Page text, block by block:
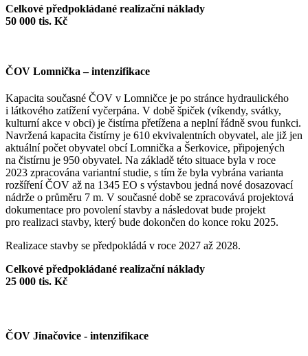
Celkové předpokládané realizační náklady
50 000 tis. Kč
ČOV Lomnička – intenzifikace
Kapacita současné ČOV v Lomničce je po stránce hydraulického
i látkového zatížení vyčerpána. V době špiček (víkendy, svátky,
kulturní akce v obci) je čistírna přetížena a neplní řádně svou funkci.
Navržená kapacita čistírny je 610 ekvivalentních obyvatel, ale již jen
aktuální počet obyvatel obcí Lomnička a Šerkovice, připojených
na čistírnu je 950 obyvatel. Na základě této situace byla v roce
2023 zpracována variantní studie, s tím že byla vybrána varianta
rozšíření ČOV až na 1345 EO s výstavbou jedná nové dosazovací
nádrže o průměru 7 m. V současné době se zpracovává projektová
dokumentace pro povolení stavby a následovat bude projekt
pro realizaci stavby, který bude dokončen do konce roku 2025.
Realizace stavby se předpokládá v roce 2027 až 2028.
Celkové předpokládané realizační náklady
25 000 tis. Kč
ČOV Jinačovice - intenzifikace